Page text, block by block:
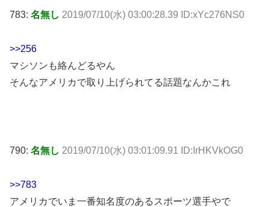
783: 名無し 2019/07/10(水) 03:00:28.39 ID:xYc276NS0
>>256
マシソンも絡んどるやん
そんなアメリカで取り上げられてる話題なんかこれ
790: 名無し 2019/07/10(水) 03:01:09.91 ID:IrHKVkOG0
>>783
アメリカでいま一番知名度のあるスポーツ選手やで